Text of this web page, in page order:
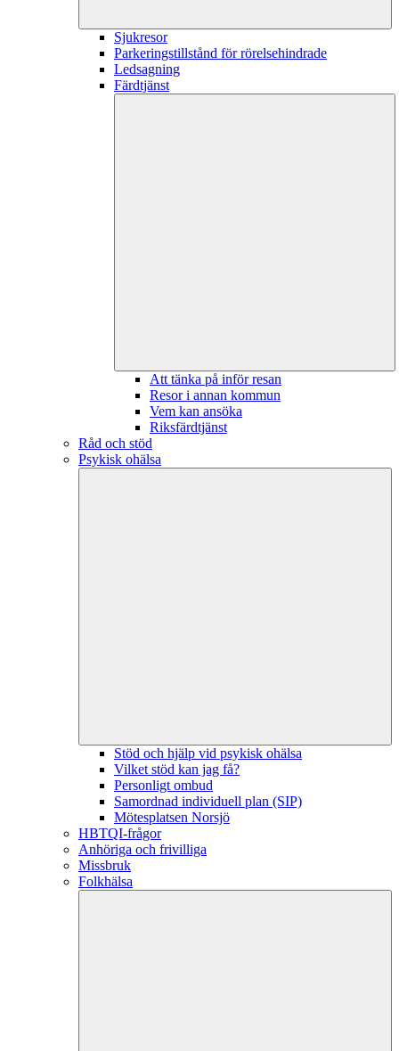
Sjukresor
Parkeringstillstånd för rörelsehindrade
Ledsagning
Färdtjänst
Att tänka på inför resan
Resor i annan kommun
Vem kan ansöka
Riksfärdtjänst
Råd och stöd
Psykisk ohälsa
Stöd och hjälp vid psykisk ohälsa
Vilket stöd kan jag få?
Personligt ombud
Samordnad individuell plan (SIP)
Mötesplatsen Norsjö
HBTQI-frågor
Anhöriga och frivilliga
Missbruk
Folkhälsa